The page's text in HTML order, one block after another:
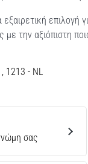
εξαιρετική
με την αξιόπιστη
1213 - NL
σας